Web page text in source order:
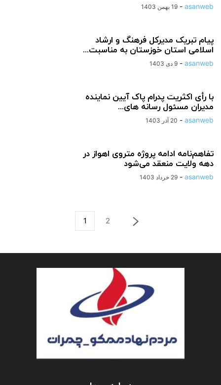
asanweb
- 19 بهمن 1403
پیام تبریک مدیرکل فرهنگ و ارشاد
اسلامی استان خوزستان به مناسبت...
asanweb
- 9 دی 1403
با رأی اکثریت پدرام پاک آیین نماینده
مدیران مسئول رسانه های...
asanweb
- 20 آذر 1403
تفاهم‌نامه ادامه پروژه ‌متروی‌ اهواز در
دهه ولایت منعقد می‌شود
asanweb
- 29 خرداد 1403
1 2